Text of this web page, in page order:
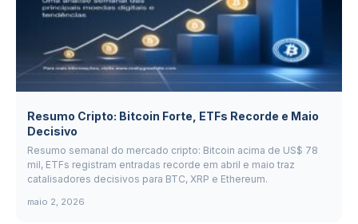
Resumo Cripto: Bitcoin Forte, ETFs Recorde e Maio
Decisivo
Resumo semanal do mercado cripto: Bitcoin acima de US$ 78
mil, ETFs registram entradas recorde em abril e maio traz
catalisadores decisivos para BTC, XRP e Ethereum.
maio 2, 2026